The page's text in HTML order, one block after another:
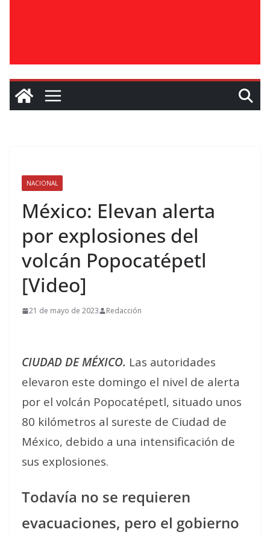
NACIONAL
México: Elevan alerta
por explosiones del
volcán Popocatépetl
[Video]
21 de mayo de 2023 Redacción
CIUDAD DE MÉXICO. Las autoridades
elevaron este domingo el nivel de alerta
por el volcán Popocatépetl, situado unos
80 kilómetros al sureste de Ciudad de
México, debido a una intensificación de
sus explosiones.
Todavía no se requieren
evacuaciones, pero el gobierno